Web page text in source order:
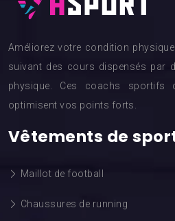
Améliorez votre condition
suivant des cours dispensés par
physique. Ces coachs sportifs
optimisent vos points forts.
Vêtements de
Maillot de football
Chaussures de running